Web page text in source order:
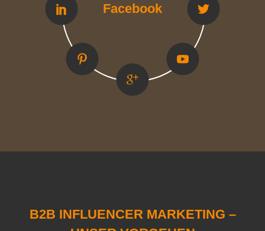
Facebook
Instagram
Twitter
Youtube
Google Plus
Pinterest
LinkedIN
Vimeo
B2B INFLUENCER MARKETING –